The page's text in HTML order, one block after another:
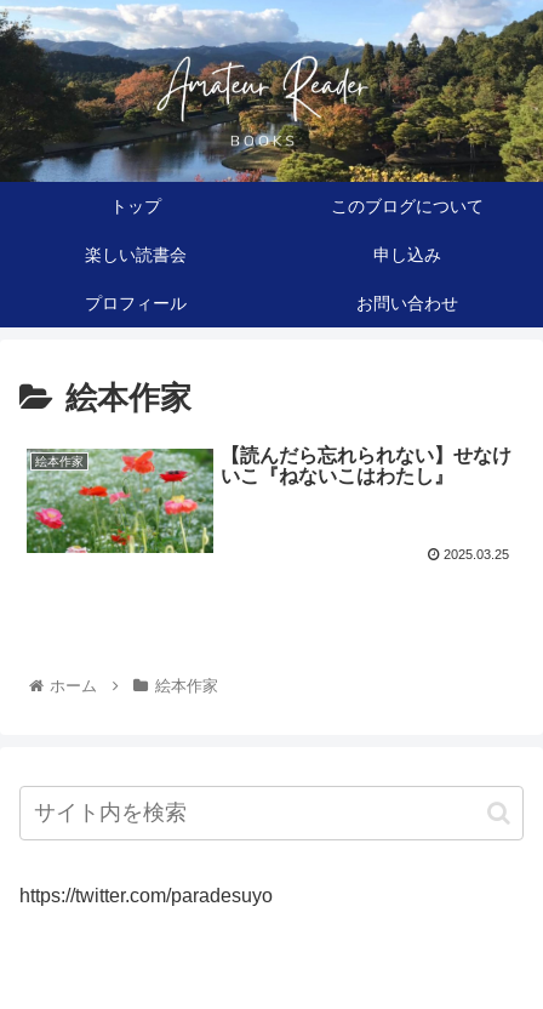
トップ このブログについて
楽しい読書会 申し込み
プロフィール お問い合わせ
絵本作家
絵本作家
【読んだら忘れられない】せなけ
いこ『ねないこはわたし』
2025.03.25
ホーム 絵本作家
https://twitter.com/paradesuyo